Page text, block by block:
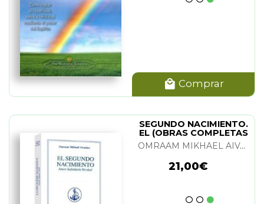
Comprar
SEGUNDO NACIMIENTO.
EL (OBRAS COMPLETAS
TOMO 1)
OMRAAM MIKHAEL AIVANHOV
21,00€